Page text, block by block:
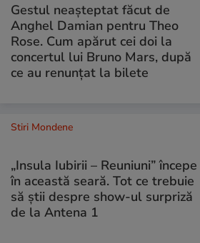
Gestul neașteptat făcut de
Anghel Damian pentru Theo
Rose. Cum apărut cei doi la
concertul lui Bruno Mars, după
ce au renunțat la bilete
Stiri Mondene
„Insula Iubirii – Reuniuni” începe
în această seară. Tot ce trebuie
să știi despre show-ul surpriză
de la Antena 1